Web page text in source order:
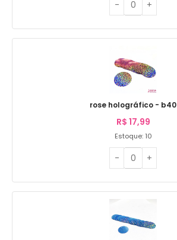
rose holográfico - b40
R$ 17,99
Estoque: 10